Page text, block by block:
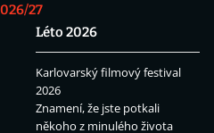
27
Léto 2026
Karlovarský filmový festival
2026
Znamení, že jste potkali
někoho z minulého života